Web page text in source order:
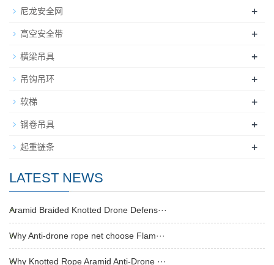
尼龙安全网 +
高空安全带 +
横梁吊具 +
吊钩吊环 +
软梯 +
钢卷吊具 +
起重链条 +
LATEST NEWS
Aramid Braided Knotted Drone Defens···
Why Anti-drone rope net choose Flam···
Why Knotted Rope Aramid Anti-Drone ···